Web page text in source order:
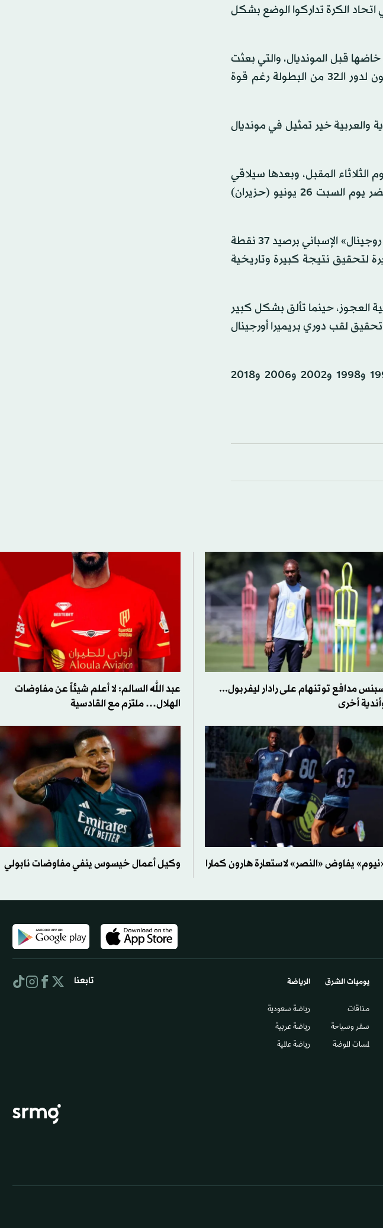
اتحاد الكرة تداركوا الوضع بشكل
قبل المونديال، والتي بعثت
لنا رسائل مطمئنة بأن الصقور الخضر سيحدثون مفاجأة غير متوقعة في المونديال ويتأهلون لدور الـ32 من البطولة رغم قوة
خير تمثيل في مونديال
المقبل، وبعدها سيلاقي
منتخب إسبانيا يوم الأحد 21 من الشهر ذاته، ويختتم مبارياته بمواجهة منتخب الرأس الأخضر يوم السبت 26 يونيو (حزيران)
وكان وصفي قد أنهى موسمه مع الفريق الإسباني بتحقيق المركز السابع في دوري «سوكندا روجينال» الإسباني برصيد 37 نقطة
لتحقيق نتيجة كبيرة وتاريخية
العجوز، حينما تألق بشكل كبير
2022، وساهم مع أفراد فريقه من تحقيق لقب دوري بريميرا أورجينال
وهذه هي المرة السابعة التي يشارك فيها المنتخب السعودي في المونديال بعد نسخ 1994 و1998 و2002 و2006 و2018
مدافع توتنهام على رادار ليفربول...
أخرى
عبد الله السالم: لا أعلم شيئاً عن مفاوضات
الهلال… ملتزم مع القادسية
يفاوض «النصر» لاستعارة هارون كمارا وكيل أعمال خيسوس ينفي مفاوضات نابولي
يوميات الشرق​
مذاقات
سفر وسياحة
لمسات الموضة
الرياضة
رياضة سعودية
رياضة عربية
رياضة عالمية
تابعنا